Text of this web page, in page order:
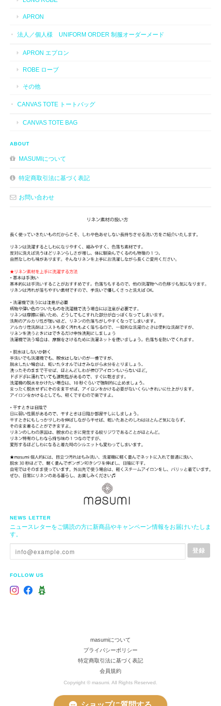
APRON
法人／個人様 UNIFORM ORDER 制服オーダーメード
APRON エプロン
ROBE ローブ
その他
CANVAS TOTE トートバッグ
CANVAS TOTE BAG
ABOUT
MASUMIについて
特定商取引法に基づく表記
お問い合わせ
NEWS LETTER
ニュースレターをご購読の方に新商品やキャンペーン情報をお届けいたしま
す。
登録
FOLLOW US
masumiについて
プライバシーポリシー
特定商取引法に基づく表記
会員規約
Copyright © masumi. All Rights Reserved.